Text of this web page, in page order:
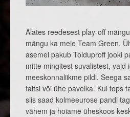
Alates reedesest play-off
mängu ka meie Team Green.
asemel pakub Toiduproff jooki
mitte mingitest suvalistest, vaid
meeskonnaliikme pildi. Seega
taltsi või ühe pavelka. Kui tops
siis saad kolmeeurose pandi
vähem ja hoiame üheskoos